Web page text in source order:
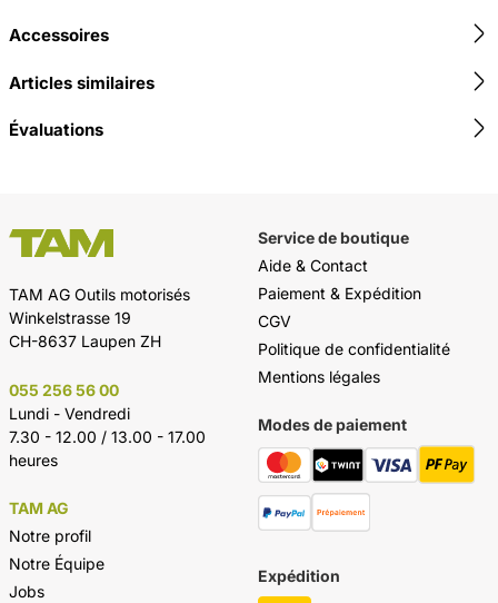
Accessoires
Articles similaires
Évaluations
TAM AG Outils motorisés
Winkelstrasse 19
CH-8637 Laupen ZH
055 256 56 00
Lundi - Vendredi
7.30 - 12.00 / 13.00 - 17.00
heures
TAM AG
Notre profil
Notre Équipe
Jobs
Service de boutique
Aide & Contact
Paiement & Expédition
CGV
Politique de confidentialité
Mentions légales
Modes de paiement
Expédition